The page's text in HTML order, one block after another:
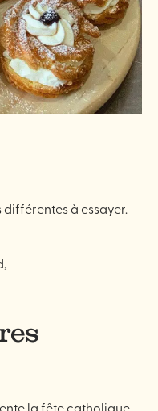
à essayer.
la fête catholique